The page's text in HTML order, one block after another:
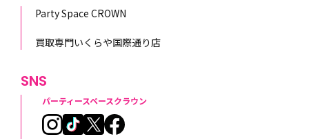
Party Space CROWN
買取専門いくらや国際通り店
SNS
パーティースペースクラウン